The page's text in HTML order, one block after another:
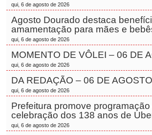
qui, 6 de agosto de 2026
Agosto Dourado destaca
amamentação para mães e
qui, 6 de agosto de 2026
MOMENTO DE VÔLEI – 06 DE
qui, 6 de agosto de 2026
DA REDAÇÃO – 06 DE AGOSTO
qui, 6 de agosto de 2026
Prefeitura promove
celebração dos 138 anos de
qui, 6 de agosto de 2026